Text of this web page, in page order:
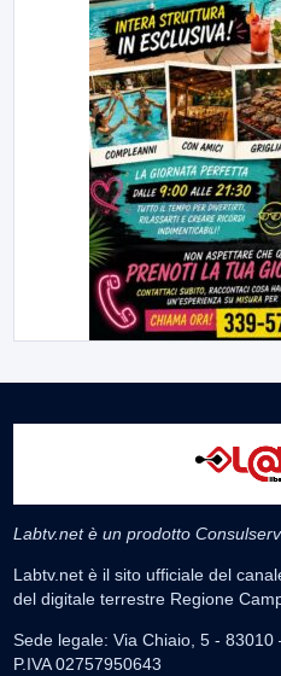
Labtv.net è un prodotto
Labtv.net è il sito ufficiale del
del digitale terrestre Regione
Sede legale: Via Chiaio, 5 - 83010
P.IVA 02757950643